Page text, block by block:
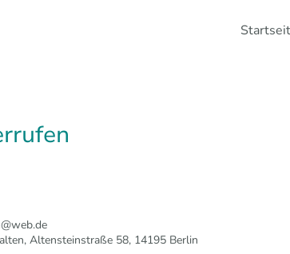
Altensteinstraße 58, 14195 Berlin